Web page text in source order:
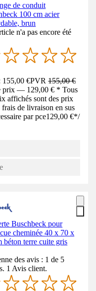
de conduit
100 cm acier
brun
n'a pas encore été
155,00 €PVR155,00 €
prix — 129,00 € * Tous
affichés sont des prix
de livraison en sus
par pce129,00 €*/
Buschbeck pour
cheminée 40 x 70 x
béton terre cuite gris
des avis : 1 de 5
1 Avis client.